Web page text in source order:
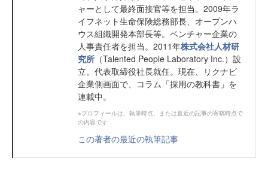
ャーとして最終面接官等を担当。2009年ラ
イフネット生命保険総務部長、オープンハ
ウス組織開発本部長等。ベンチャー企業の
人事責任者を担当。2011年株式会社人材研
究所 （Talented People Laboratory Inc.）設
立。代表取締役社長就任。現在、リクナビ
企業側画面で、コラム「採用の教科書」を
連載中。
※プロフィールは、執筆時点、または直近の記事の寄稿時点で
の内容です
この著者の最近の執筆記事